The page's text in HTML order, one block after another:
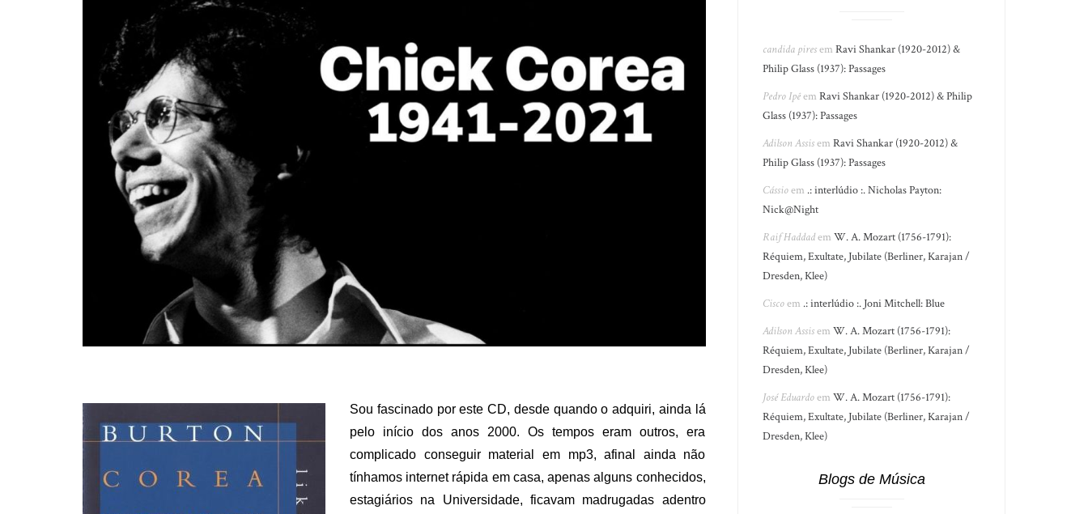
Sou fascinado por este CD, desde quando o adquiri, ainda lá
pelo início dos anos 2000. Os tempos eram outros, era
complicado conseguir material em mp3, afinal ainda não
tínhamos internet rápida em casa, apenas alguns conhecidos,
estagiários na Universidade, ficavam madrugadas adentro
candida piresemRavi Shankar (1920-2012) &
Philip Glass (1937): Passages
Pedro IpêemRavi Shankar (1920-2012) & Philip
Glass (1937): Passages
Adilson AssisemRavi Shankar (1920-2012) &
Philip Glass (1937): Passages
Cássioem .: interlúdio :. Nicholas Payton:
Nick@Night
Raif HaddademW. A. Mozart (1756-1791):
Réquiem, Exultate, Jubilate (Berliner, Karajan /
Dresden, Klee)
Ciscoem .: interlúdio :. Joni Mitchell: Blue
Adilson AssisemW. A. Mozart (1756-1791):
Réquiem, Exultate, Jubilate (Berliner, Karajan /
Dresden, Klee)
José EduardoemW. A. Mozart (1756-1791):
Réquiem, Exultate, Jubilate (Berliner, Karajan /
Dresden, Klee)
Blogs de Música